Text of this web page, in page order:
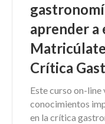
aprender a
Crítica
Este curso on-
conocimientos
en la crítica